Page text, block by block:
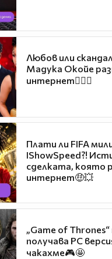
Любов или
Мадука Окойе
интернет❤️‍🔥🔥
Плати ли FIFA
IShowSpeed?!
сделката, която
интернет🤑💥
„Game of
получава PC
чакахме🎮🤩